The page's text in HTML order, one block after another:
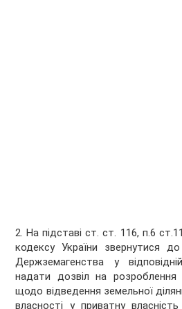
2. На підставі ст. ст. 116, п.6
кодексу України звернутися до
Держземагенства у
надати дозвіл на
щодо відведення земельної
власності у приватну